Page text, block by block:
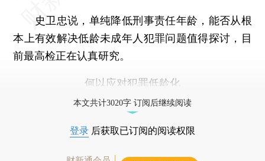
史卫忠说，单纯降低刑事责任年龄，能否从根
本上有效解决低龄未成年人犯罪问题值得探讨，目
前最高检正在认真研究。
何以应对犯罪低龄化
本文共计3020字 订阅后继续阅读
登录 后获取已订阅的阅读权限